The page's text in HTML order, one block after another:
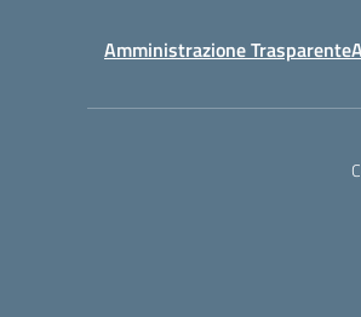
Amministrazione Trasparente